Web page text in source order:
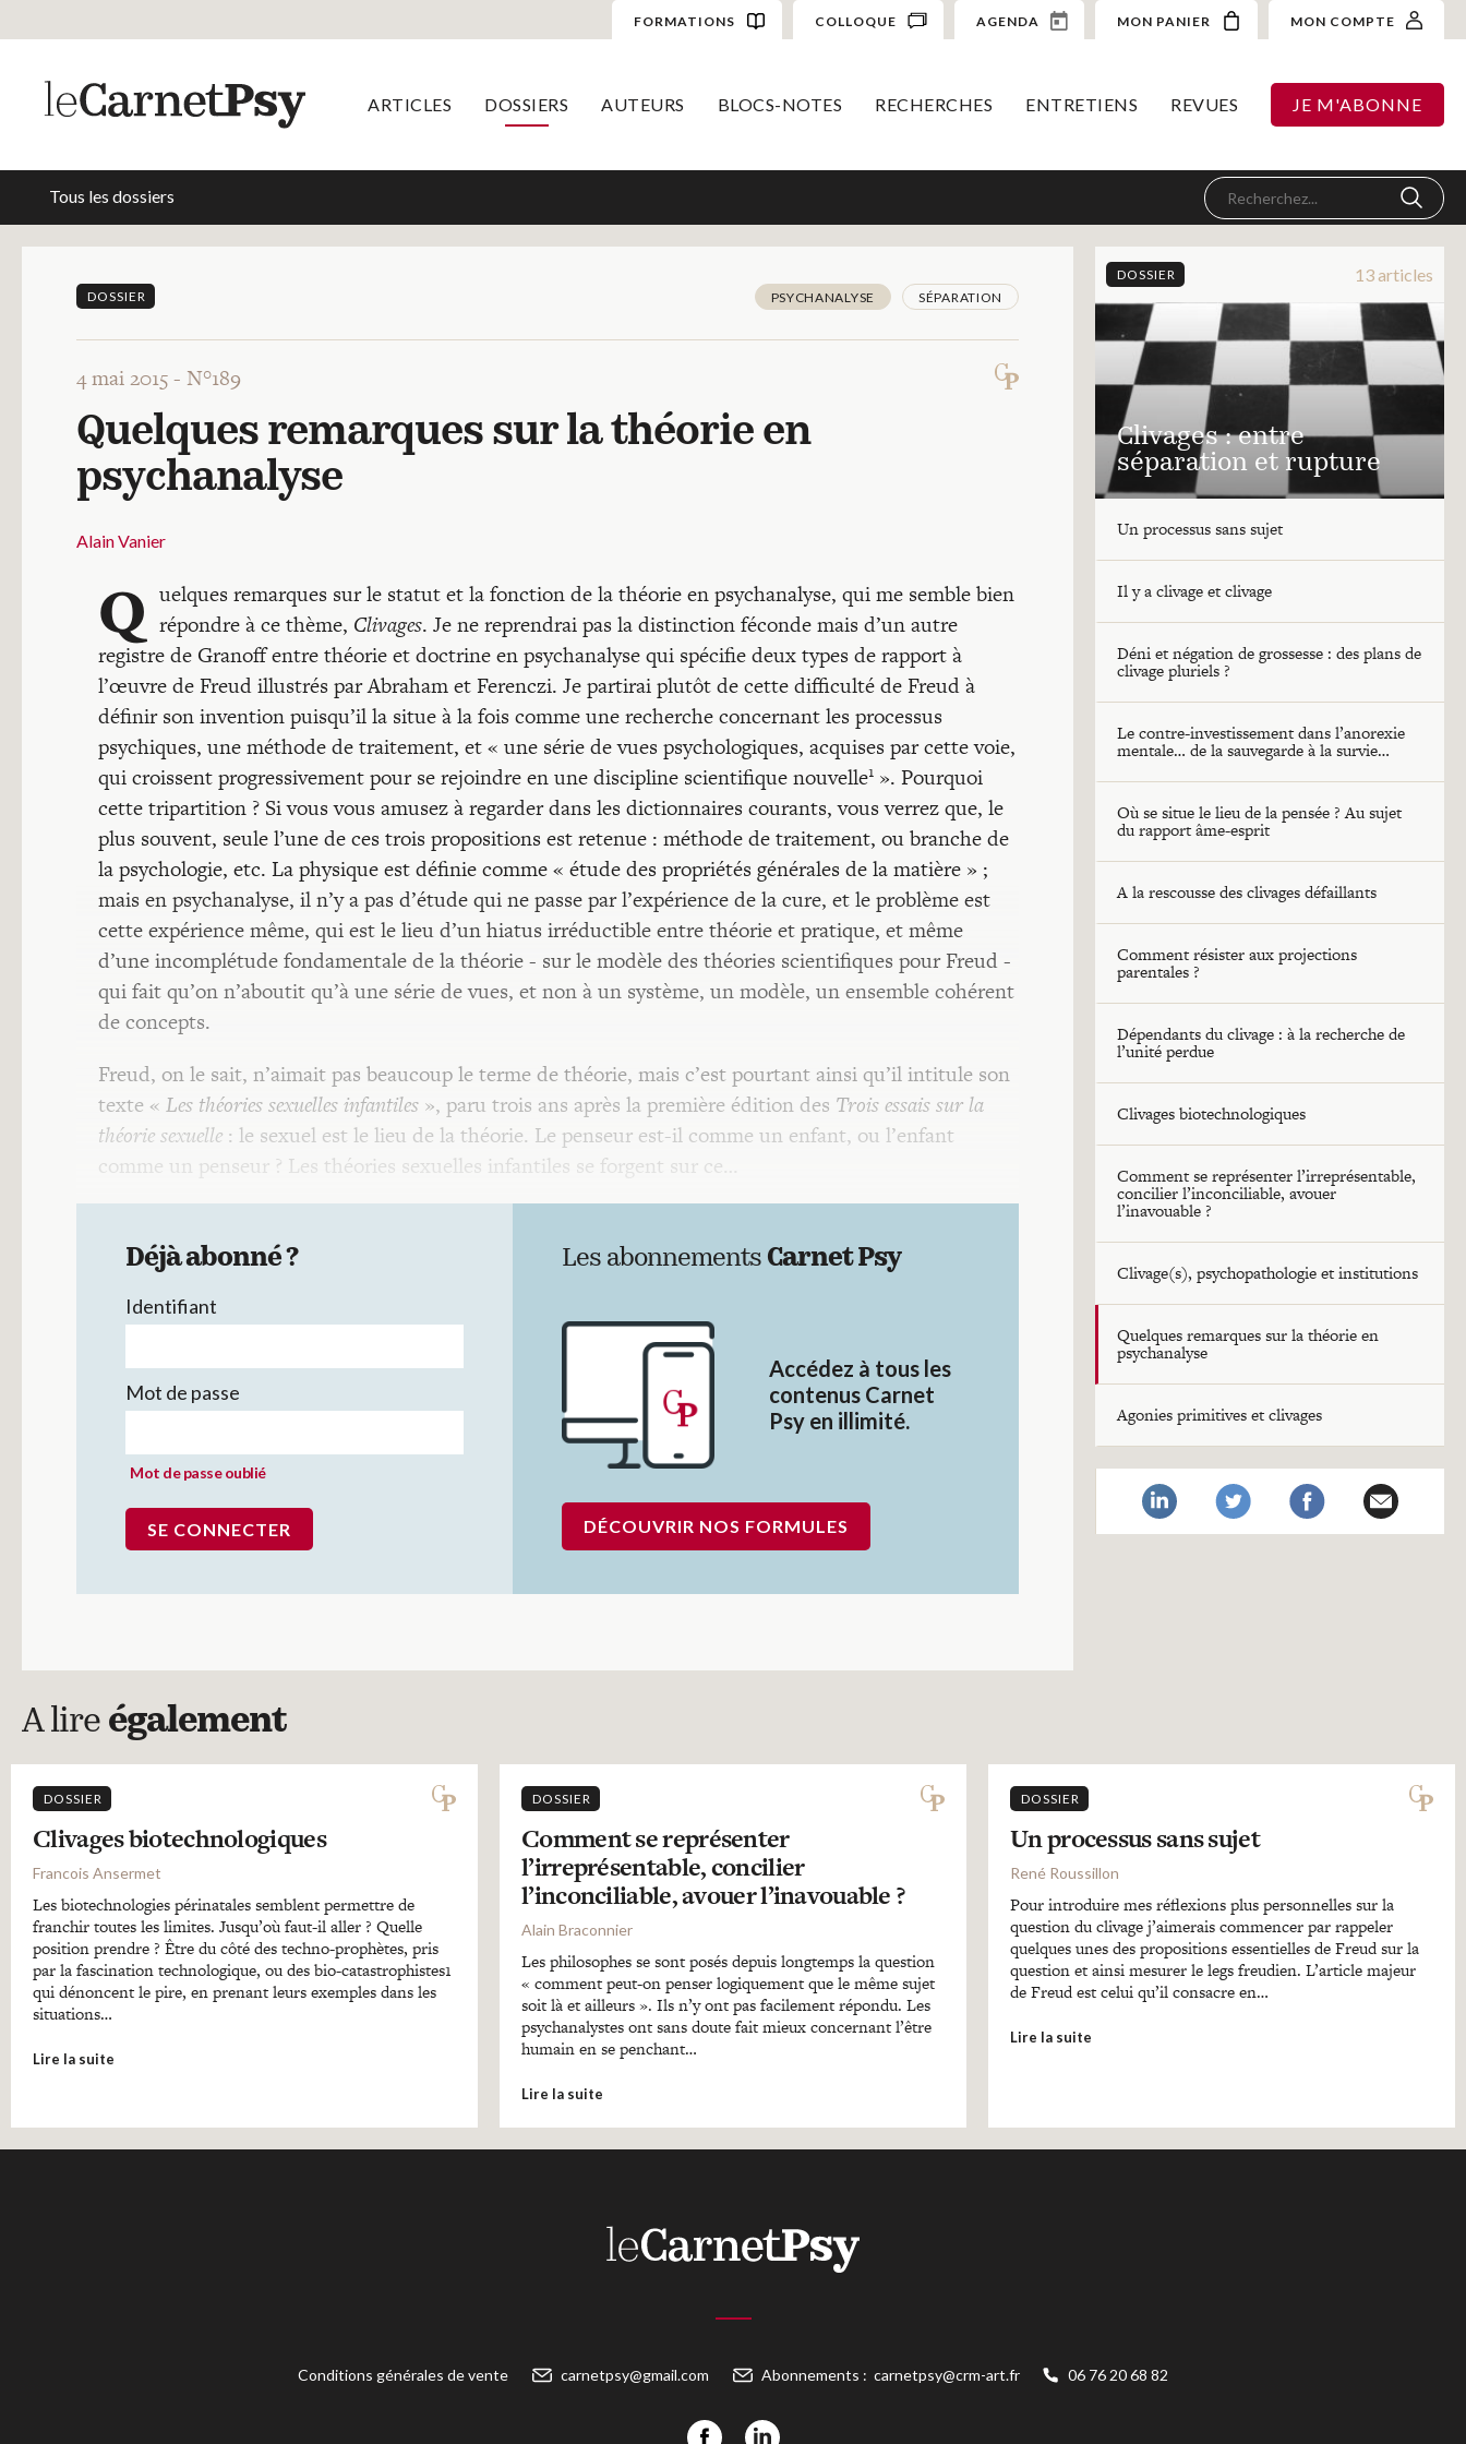
FORMATIONS COLLOQUE AGENDA MON PANIER MON COMPTE
ARTICLES DOSSIERS AUTEURS BLOCS-NOTES RECHERCHES ENTRETIENS REVUES JE M'ABONNE
Tous les dossiers
DOSSIER PSYCHANALYSE SÉPARATION
4 mai 2015 - N°189
Quelques remarques sur la théorie en
psychanalyse
Alain Vanier
Q uelques remarques sur le statut et la fonction de la théorie en psychanalyse, qui me semble bien
répondre à ce thème, Clivages. Je ne reprendrai pas la distinction féconde mais d’un autre
registre de Granoff entre théorie et doctrine en psychanalyse qui spécifie deux types de rapport à
l’œuvre de Freud illustrés par Abraham et Ferenczi. Je partirai plutôt de cette difficulté de Freud à
définir son invention puisqu’il la situe à la fois comme une recherche concernant les processus
psychiques, une méthode de traitement, et « une série de vues psychologiques, acquises par cette voie,
qui croissent progressivement pour se rejoindre en une discipline scientifique nouvelle1 ». Pourquoi
cette tripartition ? Si vous vous amusez à regarder dans les dictionnaires courants, vous verrez que, le
plus souvent, seule l’une de ces trois propositions est retenue : méthode de traitement, ou branche de
la psychologie, etc. La physique est définie comme « étude des propriétés générales de la matière » ;
mais en psychanalyse, il n’y a pas d’étude qui ne passe par l’expérience de la cure, et le problème est
cette expérience même, qui est le lieu d’un hiatus irréductible entre théorie et pratique, et même
d’une incomplétude fondamentale de la théorie - sur le modèle des théories scientifiques pour Freud -
qui fait qu’on n’aboutit qu’à une série de vues, et non à un système, un modèle, un ensemble cohérent
de concepts.
Freud, on le sait, n’aimait pas beaucoup le terme de théorie, mais c’est pourtant ainsi qu’il intitule son
texte « Les théories sexuelles infantiles », paru trois ans après la première édition des Trois essais sur la
théorie sexuelle : le sexuel est le lieu de la théorie. Le penseur est-il comme un enfant, ou l’enfant
comme un penseur ? Les théories sexuelles infantiles se forgent sur ce…
Déjà abonné ?
Identifiant
Mot de passe
Mot de passe oublié
Les abonnements Carnet Psy
Accédez à tous les
contenus Carnet
Psy en illimité.
DÉCOUVRIR NOS FORMULES
DOSSIER 13 articles
Clivages : entre
séparation et rupture
Un processus sans sujet
Il y a clivage et clivage
Déni et négation de grossesse : des plans de
clivage pluriels ?
Le contre-investissement dans l’anorexie
mentale… de la sauvegarde à la survie…
Où se situe le lieu de la pensée ? Au sujet
du rapport âme-esprit
A la rescousse des clivages défaillants
Comment résister aux projections
parentales ?
Dépendants du clivage : à la recherche de
l’unité perdue
Clivages biotechnologiques
Comment se représenter l’irreprésentable,
concilier l’inconciliable, avouer
l’inavouable ?
Clivage(s), psychopathologie et institutions
Quelques remarques sur la théorie en
psychanalyse
Agonies primitives et clivages
A lire également
DOSSIER
Clivages biotechnologiques
Francois Ansermet
Les biotechnologies périnatales semblent permettre de
franchir toutes les limites. Jusqu’où faut-il aller ? Quelle
position prendre ? Être du côté des techno-prophètes, pris
par la fascination technologique, ou des bio-catastrophistes1
qui dénoncent le pire, en prenant leurs exemples dans les
situations…
Lire la suite
DOSSIER
Comment se représenter
l’irreprésentable, concilier
l’inconciliable, avouer l’inavouable ?
Alain Braconnier
Les philosophes se sont posés depuis longtemps la question
« comment peut-on penser logiquement que le même sujet
soit là et ailleurs ». Ils n’y ont pas facilement répondu. Les
psychanalystes ont sans doute fait mieux concernant l’être
humain en se penchant…
Lire la suite
DOSSIER
Un processus sans sujet
René Roussillon
Pour introduire mes réflexions plus personnelles sur la
question du clivage j’aimerais commencer par rappeler
quelques unes des propositions essentielles de Freud sur la
question et ainsi mesurer le legs freudien. L’article majeur
de Freud est celui qu’il consacre en…
Lire la suite
Conditions générales de vente carnetpsy@gmail.com Abonnements : carnetpsy@crm-art.fr 06 76 20 68 82